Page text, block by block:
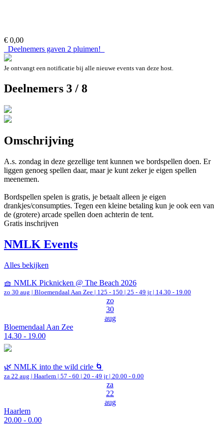
€ 0,00
Deelnemers gaven 2 pluimen!
Je ontvangt een notificatie bij alle nieuwe events van deze host.
Deelnemers 3 / 8
Omschrijving
A.s. zondag in deze gezellige tent kunnen we bordspellen doen. Er
liggen genoeg spellen daar, maar je kunt zeker je eigen spellen
meenemen.
Bordspellen spelen is gratis, je betaalt alleen je eigen
drankjes/consumpties. Tegen een kleine betaling kun je ook een van
de (grotere) arcade spellen doen achterin de tent.
Gratis inschrijven
NMLK Events
Alles bekijken
🧺 NMLK Picknicken @ The Beach 2026
zo 30 aug | Bloemendaal Aan Zee | 125 - 150 | 25 - 49 jr | 14.30 - 19.00
zo
30
aug
Bloemendaal Aan Zee
14.30 - 19.00
🌿 NMLK into the wild cirle 🌀
za 22 aug | Haarlem | 57 - 60 | 20 - 49 jr | 20.00 - 0.00
za
22
aug
Haarlem
20.00 - 0.00